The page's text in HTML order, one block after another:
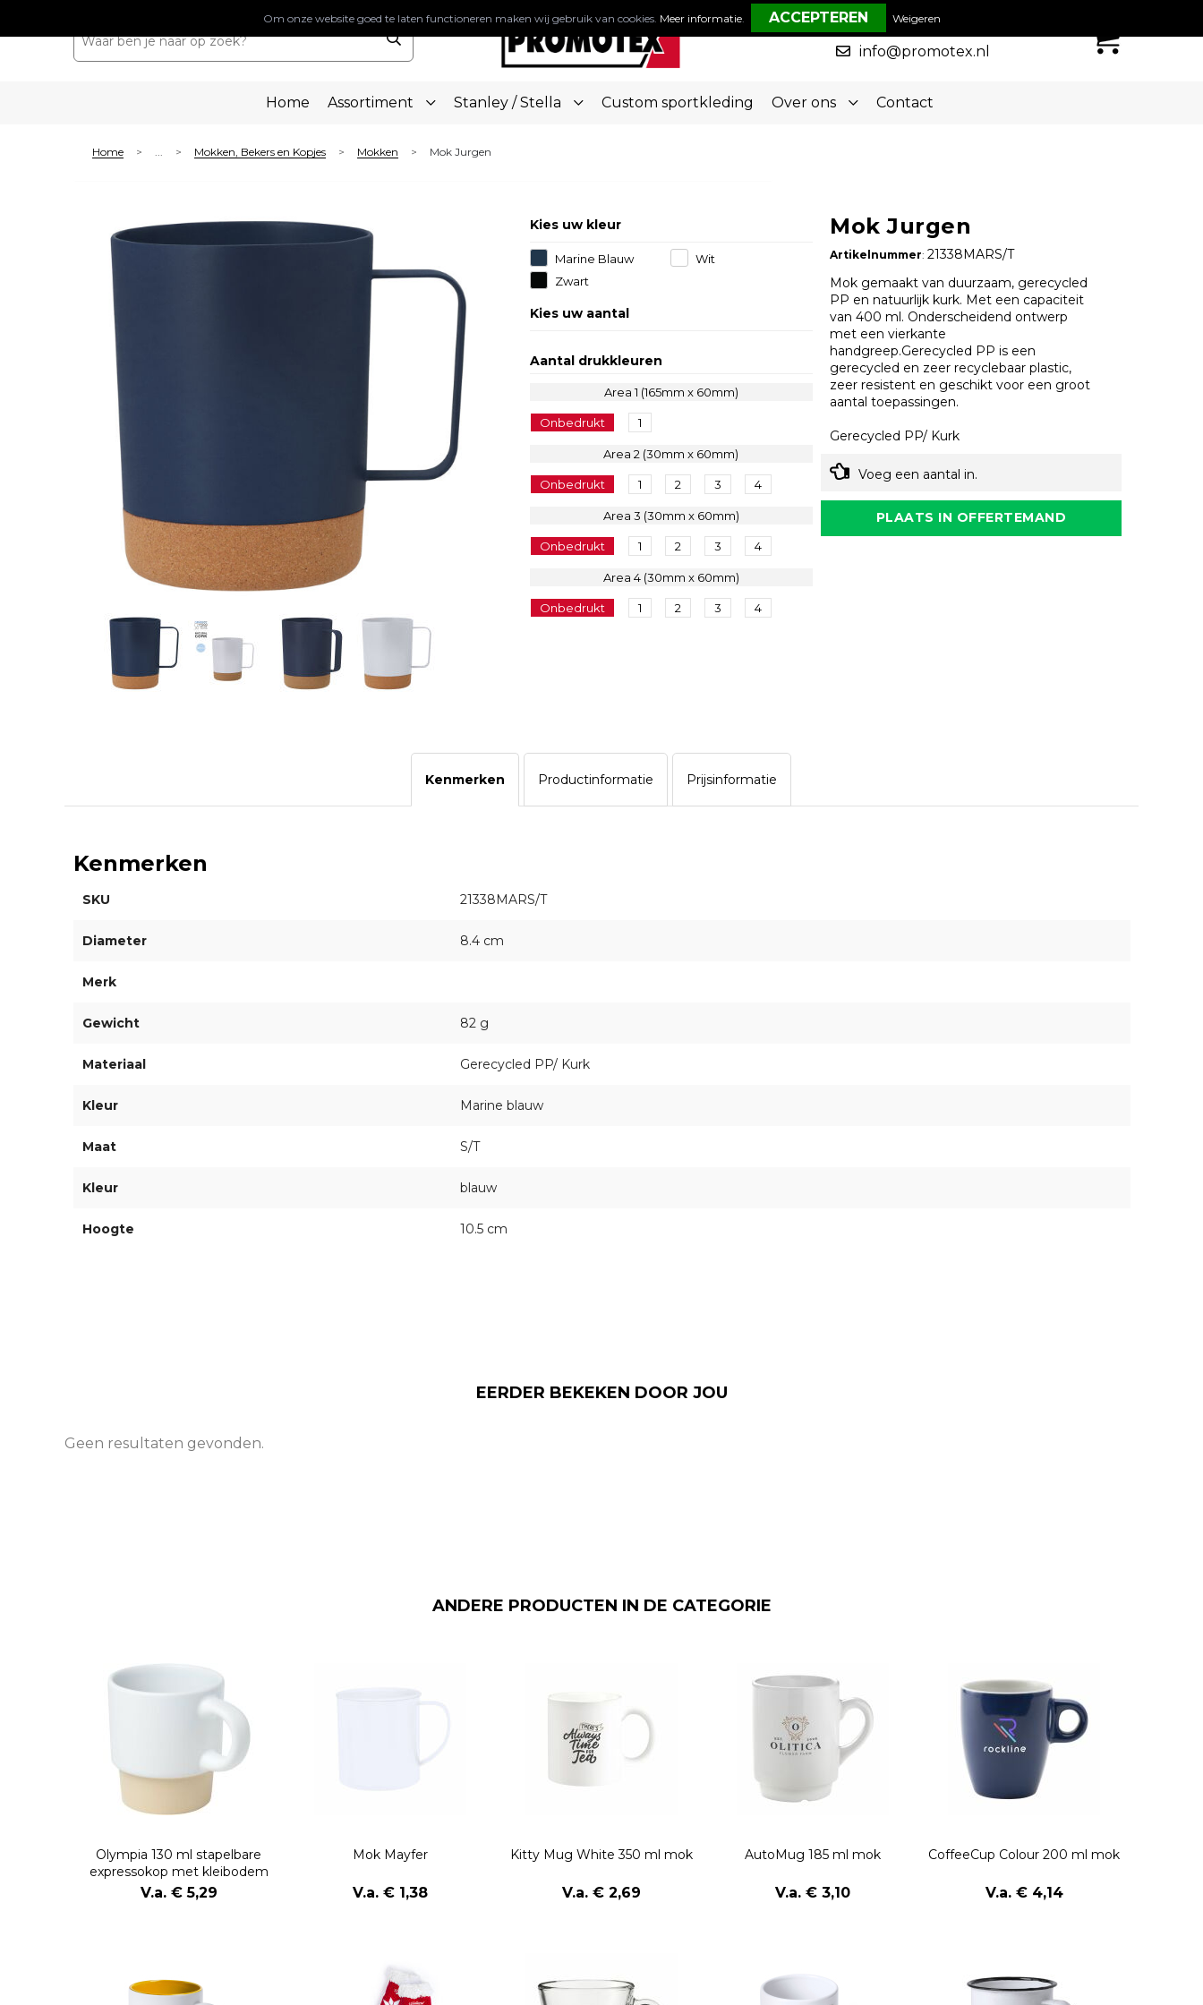
050-5773636
info@promotex.nl
Home Assortiment Stanley / Stella Custom sportkleding Over ons Contact
Home > ... > Mokken, Bekers en Kopjes > Mokken > Mok Jurgen
Kies uw kleur
Marine Blauw
Wit
Zwart
Kies uw aantal
Aantal drukkleuren
Area 1 (165mm x 60mm)
Onbedrukt 1
Area 2 (30mm x 60mm)
Onbedrukt 1 2 3 4
Area 3 (30mm x 60mm)
Onbedrukt 1 2 3 4
Area 4 (30mm x 60mm)
Onbedrukt 1 2 3 4
Mok Jurgen
Artikelnummer: 21338MARS/T
Mok gemaakt van duurzaam, gerecycled
PP en natuurlijk kurk. Met een capaciteit
van 400 ml. Onderscheidend ontwerp
met een vierkante
handgreep.Gerecycled PP is een
gerecycled en zeer recyclebaar plastic,
zeer resistent en geschikt voor een groot
aantal toepassingen.
Gerecycled PP/ Kurk
Voeg een aantal in.
PLAATS IN OFFERTEMAND
Kenmerken Productinformatie Prijsinformatie
Kenmerken
SKU 21338MARS/T
Diameter 8.4 cm
Merk
Gewicht 82 g
Materiaal Gerecycled PP/ Kurk
Kleur Marine blauw
Maat S/T
Kleur blauw
Hoogte 10.5 cm
EERDER BEKEKEN DOOR JOU
Geen resultaten gevonden.
ANDERE PRODUCTEN IN DE CATEGORIE
Olympia 130 ml stapelbare
expressokop met kleibodem
V.a. € 5,29
Mok Mayfer
V.a. € 1,38
Kitty Mug White 350 ml mok
V.a. € 2,69
AutoMug 185 ml mok
V.a. € 3,10
CoffeeCup Colour 200 ml mok
V.a. € 4,14
Om onze website goed te laten functioneren maken wij gebruik van cookies. Meer informatie. Weigeren